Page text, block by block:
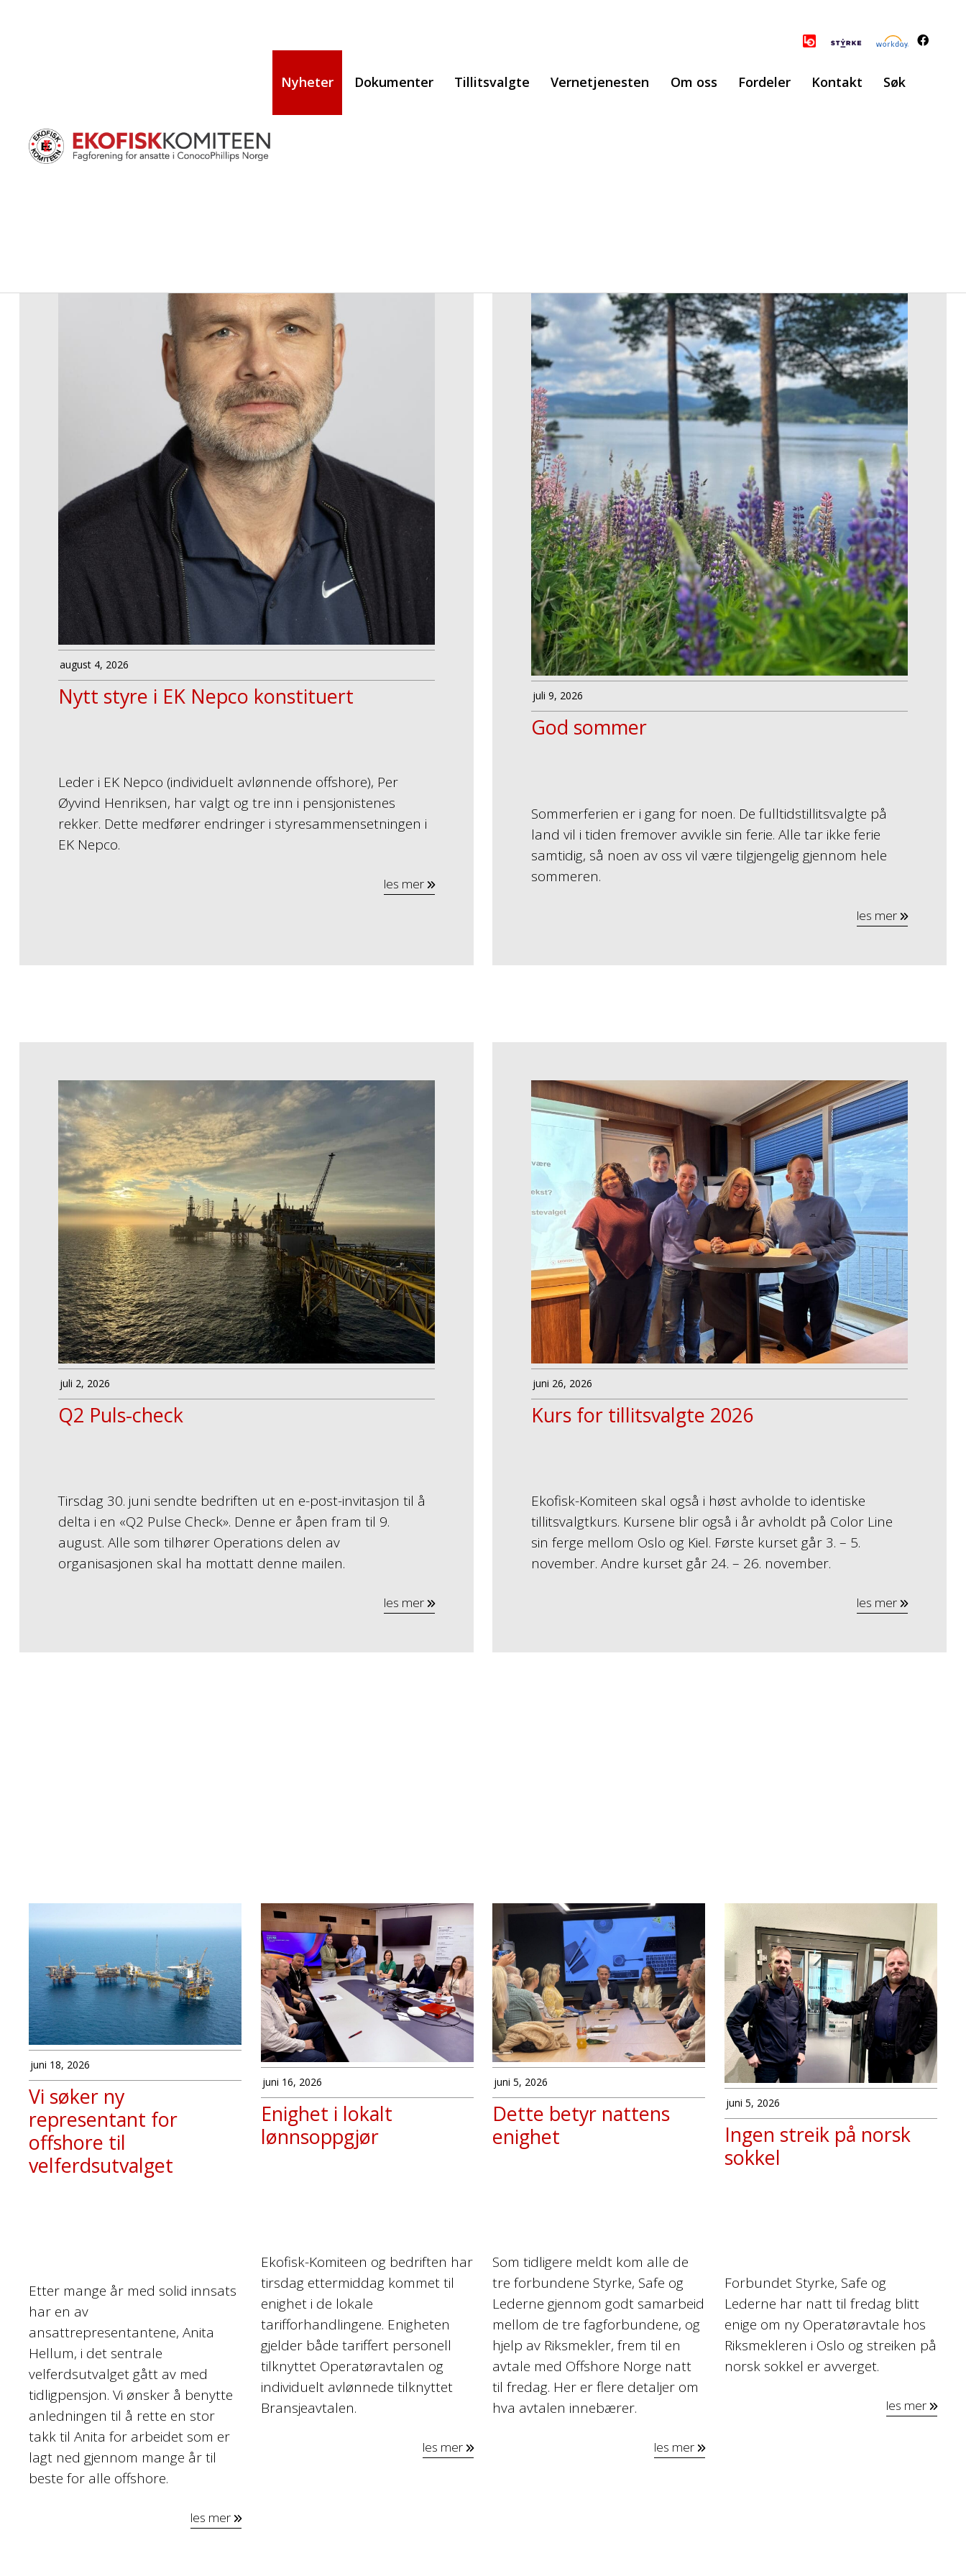
Nyheter Dokumenter Tillitsvalgte Vernetjenesten Om oss Fordeler Kontakt Søk
august 4, 2026
Nytt styre i EK Nepco konstituert
Leder i EK Nepco (individuelt avlønnende offshore), Per
Øyvind Henriksen, har valgt og tre inn i pensjonistenes
rekker. Dette medfører endringer i styresammensetningen i
EK Nepco.
les mer
juli 9, 2026
God sommer
Sommerferien er i gang for noen. De fulltidstillitsvalgte på
land vil i tiden fremover avvikle sin ferie. Alle tar ikke ferie
samtidig, så noen av oss vil være tilgjengelig gjennom hele
sommeren.
les mer
juli 2, 2026
Q2 Puls-check
Tirsdag 30. juni sendte bedriften ut en e-post-invitasjon til å
delta i en «Q2 Pulse Check». Denne er åpen fram til 9.
august. Alle som tilhører Operations delen av
organisasjonen skal ha mottatt denne mailen.
les mer
juni 26, 2026
Kurs for tillitsvalgte 2026
Ekofisk-Komiteen skal også i høst avholde to identiske
tillitsvalgtkurs. Kursene blir også i år avholdt på Color Line
sin ferge mellom Oslo og Kiel. Første kurset går 3. – 5.
november. Andre kurset går 24. – 26. november.
les mer
juni 18, 2026
Vi søker ny
representant for
offshore til
velferdsutvalget
Etter mange år med solid innsats
har en av
ansattrepresentantene, Anita
Hellum, i det sentrale
velferdsutvalget gått av med
tidligpensjon. Vi ønsker å benytte
anledningen til å rette en stor
takk til Anita for arbeidet som er
lagt ned gjennom mange år til
beste for alle offshore.
les mer
juni 16, 2026
Enighet i lokalt
lønnsoppgjør
Ekofisk-Komiteen og bedriften har
tirsdag ettermiddag kommet til
enighet i de lokale
tarifforhandlingene. Enigheten
gjelder både tariffert personell
tilknyttet Operatøravtalen og
individuelt avlønnede tilknyttet
Bransjeavtalen.
les mer
juni 5, 2026
Dette betyr nattens
enighet
Som tidligere meldt kom alle de
tre forbundene Styrke, Safe og
Lederne gjennom godt samarbeid
mellom de tre fagforbundene, og
hjelp av Riksmekler, frem til en
avtale med Offshore Norge natt
til fredag. Her er flere detaljer om
hva avtalen innebærer.
les mer
juni 5, 2026
Ingen streik på norsk
sokkel
Forbundet Styrke, Safe og
Lederne har natt til fredag blitt
enige om ny Operatøravtale hos
Riksmekleren i Oslo og streiken på
norsk sokkel er avverget.
les mer